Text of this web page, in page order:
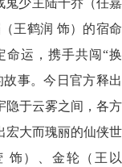
鬼少主陆千乔（任嘉
王鹤润 饰）的宿命
命运，携手共闯“换
事。今日官方释出
隐于云雾之间，各方
宏大而瑰丽的仙侠世
饰）、金轮（王以